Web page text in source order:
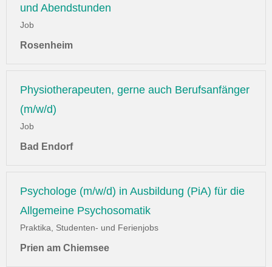
und Abendstunden
Job
Rosenheim
Physiotherapeuten, gerne auch Berufsanfänger
(m/w/d)
Job
Bad Endorf
Psychologe (m/w/d) in Ausbildung (PiA) für die
Allgemeine Psychosomatik
Praktika, Studenten- und Ferienjobs
Prien am Chiemsee